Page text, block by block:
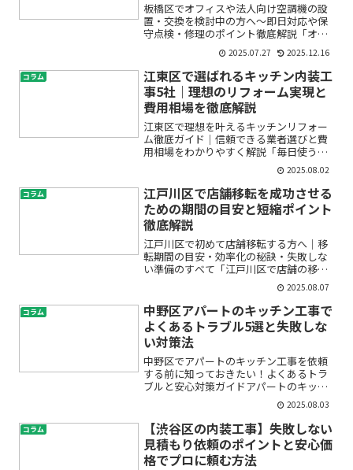
板橋区でオフィスや法人向け空調機の設
置・交換を検討中の方へ～即日対応や保
守点検・修理のポイント徹底解説「オフ
ィスの空調機が突然壊れてしまった」
「会社の空調をもっと快適にしたいけ
ど、どんな機種や業者を選べばいい
の？」「賃貸オフィスの大家として...
2025.07.27 2025.12.16
コラム
江東区で選ばれるキッチン内装工
事5社｜理想のリフォーム実現と
費用相場を徹底解説
江東区で理想を叶えるキッチンリフォー
ム徹底ガイド｜信頼できる業者選びと費
用相場をわかりやすく解説「毎日使うキ
ッチンをもっと快適にしたい」「リフォ
ームしたいけど、どんな工事会社に頼め
ばいいの？」「費用がどれくらいかかる
のか不安…」そんなお悩み...
2025.08.02
コラム
江戸川区で店舗移転を成功させる
ための期間の目安と短縮ポイント
徹底解説
江戸川区で初めて店舗移転する方へ｜移
転期間の目安・効率化の秘訣・失敗しな
い準備のすべて「江戸川区で店舗の移転
を考えているけれど、どのくらいの期間
がかかるの？」「準備に何をすれば良い
かわからなくて不安…」そんなお悩みを
お持ちではありませんか。...
2025.08.07
コラム
中野区アパートのキッチン工事で
よくあるトラブル5選と失敗しな
い対策法
中野区でアパートのキッチン工事を依頼
する前に知っておきたい！よくあるトラ
ブルと安心対策ガイドアパートのキッチ
ン工事を検討している中野区のオーナー
様や入居者様の中には、「どんなトラブ
ルが起きるんだろう」「工事後に後悔し
たくない」「信頼できる業...
2025.08.03
コラム
【渋谷区の内装工事】失敗しない
見積もり依頼のポイントと安心価
格でプロに頼む方法